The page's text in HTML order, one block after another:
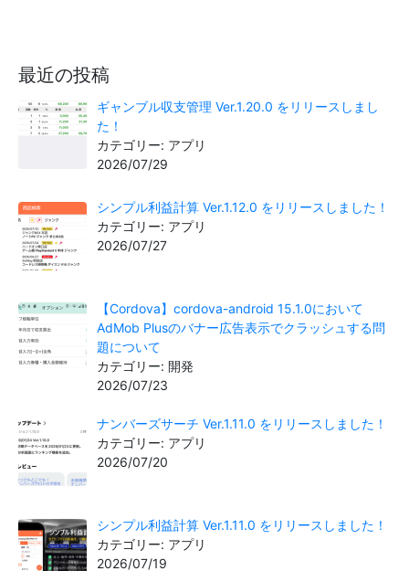
最近の投稿
ギャンブル収支管理 Ver.1.20.0 をリリースしまし
た！
カテゴリー: アプリ
2026/07/29
シンプル利益計算 Ver.1.12.0 をリリースしました！
カテゴリー: アプリ
2026/07/27
【Cordova】cordova-android 15.1.0において
AdMob Plusのバナー広告表示でクラッシュする問
題について
カテゴリー: 開発
2026/07/23
ナンバーズサーチ Ver.1.11.0 をリリースしました！
カテゴリー: アプリ
2026/07/20
シンプル利益計算 Ver.1.11.0 をリリースしました！
カテゴリー: アプリ
2026/07/19